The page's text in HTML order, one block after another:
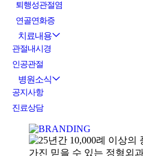
퇴행성관절염
연골연화증
치료내용
관절내시경
인공관절
병원소식
공지사항
진료상담